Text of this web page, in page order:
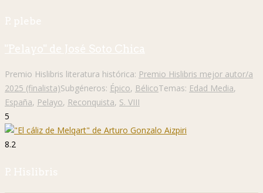
P. plebe
"Pelayo" de José Soto Chica
Premio Hislibris literatura histórica: Premio Hislibris mejor autor/a
2025 (finalista)Subgéneros: Épico, BélicoTemas: Edad Media,
España, Pelayo, Reconquista, S. VIII
5
8.2
P. Hislibris